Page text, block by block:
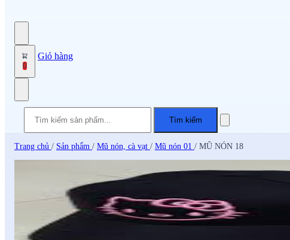
0
Giỏ hàng
Tìm kiếm
Trang chủ / Sản phẩm / Mũ nón, cà vạt / Mũ nón 01 / MŨ NÓN 18